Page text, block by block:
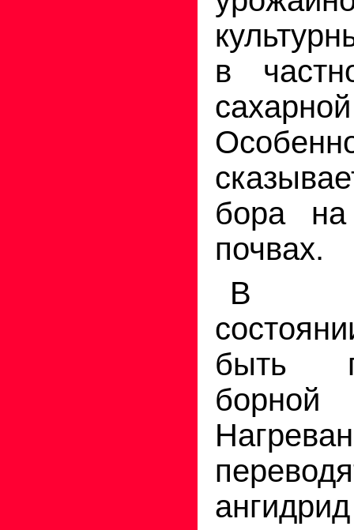
в
бора на
почвах.
В
быть